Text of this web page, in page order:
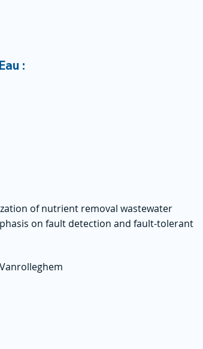
:
of nutrient removal wastewater
on fault detection and fault-tolerant